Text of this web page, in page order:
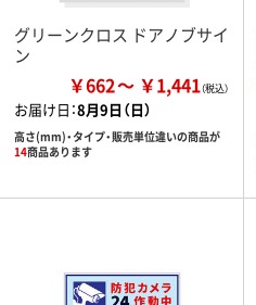
グリーンクロス ドアノブサイ
ン
￥662 ￥1,441
お届け日：8月9日（日）
高さ(mm)・タイプ・販売単位違いの商品が
14商品あります